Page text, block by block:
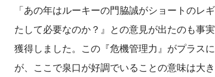
「あの年はルーキーの門脇誠がショートのレ
たして必要なのか？』との意見が出たのも事
獲得しました。この『危機管理力』がプラス
が、ここで泉口が好調でいることの意味は大